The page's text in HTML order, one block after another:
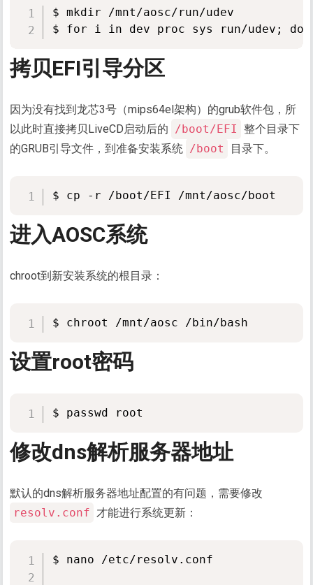
$ mkdir /mnt/aosc/run/udev
拷贝EFI引导分区
因为没有找到龙芯3号（mips64el架构）的grub软件包，所
以此时直接拷贝LiveCD启动后的 /boot/EFI 整个目录下
的GRUB引导文件，到准备安装系统 /boot 目录下。
进入AOSC系统
chroot到新安装系统的根目录：
设置root密码
修改dns解析服务器地址
默认的dns解析服务器地址配置的有问题，需要修改
resolv.conf 才能进行系统更新：
$ nano /etc/resolv.conf